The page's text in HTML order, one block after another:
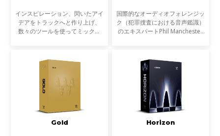
インスピレーション、閃いたアイ
デアをトラックへと作り上げ、
数々のツールを使ってミックス
Platinumバンドルのプラグインを
すべて収録し、さらに原石と
国際的なオーディオフォレンジッ
ク（犯罪捜査における音声鑑識）
のエキスパートPhil Manchester
の分析、解析において特に精度が
高い9つのオーディオプ
Gold Horizon